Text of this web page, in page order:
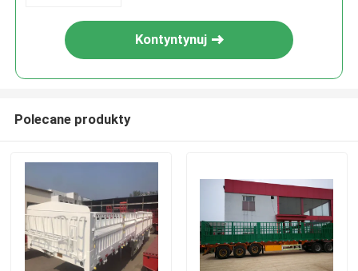
Kontyntynuj
Polecane produkty